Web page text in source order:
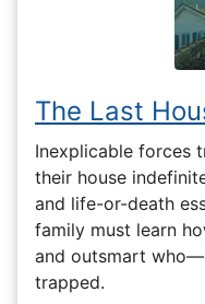
The Last
Inexplicable forces
their house
and life-or-death
family must learn
and outsmart
trapped.